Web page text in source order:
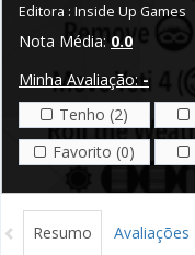
Editora : Inside Up Games
Nota Média: 0.0
Minha Avaliação: -
Tenho (2)
Favorito (0)
Resumo Avaliações